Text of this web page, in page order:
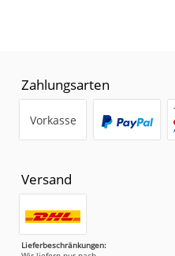
Zahlungsarten
Vorkasse
Versand
Lieferbeschränkungen: